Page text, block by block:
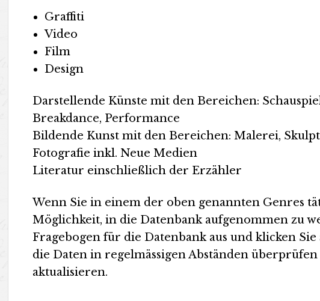
Graffiti
Video
Film
Design
Darstellende Künste mit den Bereichen:
Breakdance, Performance
Bildende Kunst mit den Bereichen: Malerei,
Fotografie inkl. Neue Medien
Literatur einschließlich der Erzähler
Wenn Sie in einem der oben genannten Genres
Möglichkeit, in die Datenbank aufgenommen zu
Fragebogen für die Datenbank aus und klicken
die Daten in regelmässigen Abständen
aktualisieren.